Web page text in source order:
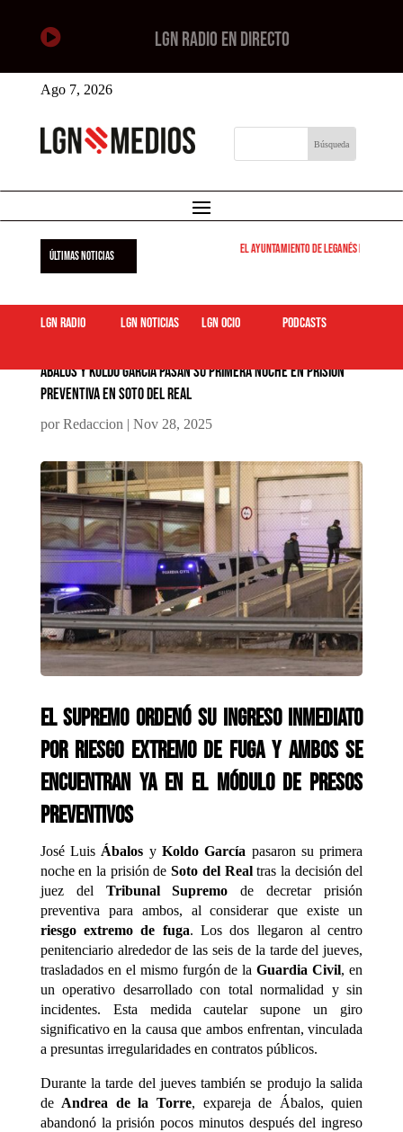
 LGN RADIO EN DIRECTO
Ago 7, 2026
ÚLTIMAS NOTICIAS El Ayuntamiento de Leganés pone en
LGN Radio LGN Noticias LGN ocio podcasts
Ábalos y Koldo García pasan su primera noche en prisión
preventiva en Soto del Real
porRedaccion| Nov 28, 2025
El Supremo ordenó su ingreso inmediato
por riesgo extremo de fuga y ambos se
encuentran ya en el módulo de presos
preventivos
José Luis Ábalos yKoldo García pasaron su primera
noche en la prisión deSoto del Realtras la decisión del
juez del Tribunal Supremo de decretar prisión
preventiva para ambos, al considerar que existe un
riesgo extremo de fuga. Los dos llegaron al centro
penitenciario alrededor de las seis de la tarde del jueves,
trasladados en el mismo furgón de laGuardia Civil, en
un operativo desarrollado con total normalidad y sin
incidentes. Esta medida cautelar supone un giro
significativo en la causa que ambos enfrentan, vinculada
a presuntas irregularidades en contratos públicos.
Durante la tarde del jueves también se produjo la salida
de Andrea de la Torre, expareja de Ábalos, quien
abandonó la prisión pocos minutos después del ingreso